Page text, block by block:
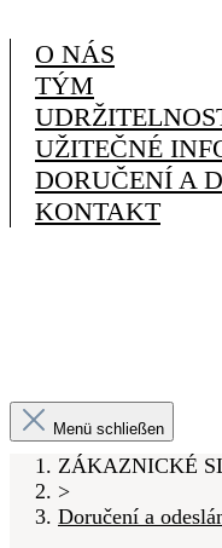
O NÁS
TÝM
UŽITEČNÉ
DORUČENÍ A
KONTAKT
Menü schließen
ZÁKAZNICKÉ
>
Doručení a